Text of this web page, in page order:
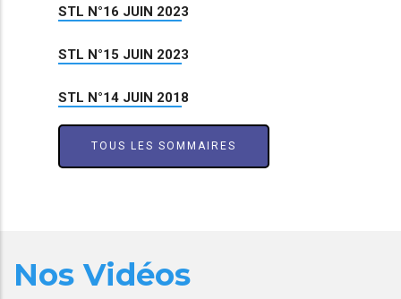
STL N°16 JUIN 2023
STL N°15 JUIN 2023
STL N°14 JUIN 2018
TOUS LES SOMMAIRES
Nos Vidéos